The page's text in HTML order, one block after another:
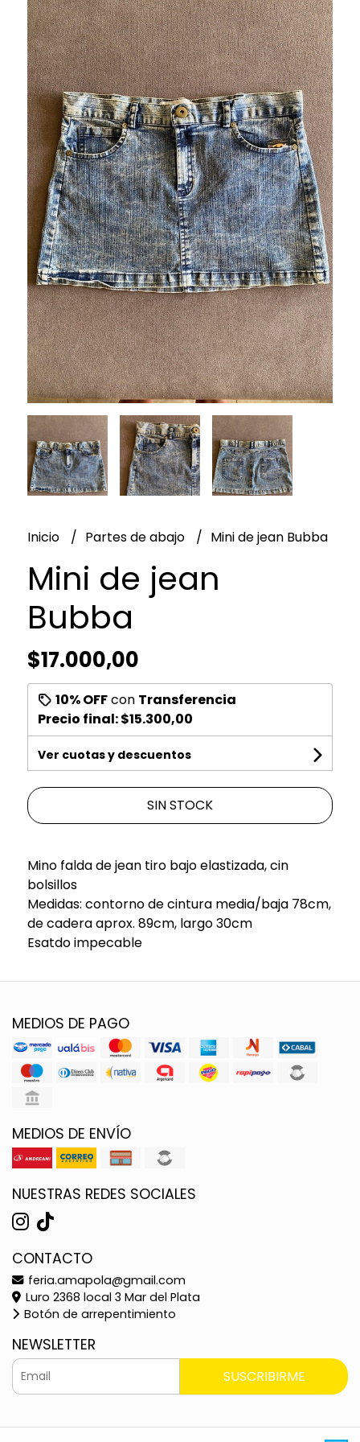
Inicio Partes de abajo Mini de jean Bubba
Mini de jean
Bubba
$17.000,00
10% OFFcon Transferencia
Precio final:$15.300,00
Ver cuotas y descuentos
SIN STOCK
Mino falda de jean tiro bajo elastizada, cin
bolsillos
Medidas: contorno de cintura media/baja 78cm,
de cadera aprox. 89cm, largo 30cm
Esatdo impecable
MEDIOS DE PAGO
MEDIOS DE ENVÍO
NUESTRAS REDES SOCIALES
CONTACTO
feria.amapola@gmail.com
Luro 2368 local 3 Mar del Plata
Botón de arrepentimiento
NEWSLETTER
SUSCRIBIRME